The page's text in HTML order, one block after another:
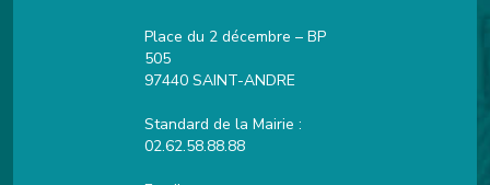
Place du 2 décembre – BP
505
97440 SAINT-ANDRE
Standard de la Mairie :
02.62.58.88.88